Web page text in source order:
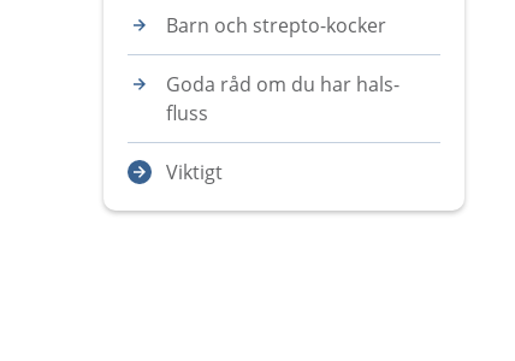
Barn och strepto-kocker
Goda råd om du har hals-
fluss
Viktigt